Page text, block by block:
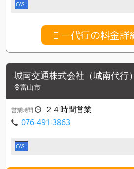
CASH
Ｅ－代行の料金詳
城南交通株式会社（城南代行）
富山市
営業時間
２４時間営業
076-491-3863
CASH